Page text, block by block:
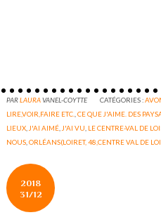
PARLAURAVANEL-COYTTE CATÉGORIES :
LIRE,VOIR,FAIRE ETC. ,CE QUE J'AIME. DES
LIEUX J'AI AIMÉ J'AI VU LE CENTRE-VAL DE
NOUS ,ORLÉANS(LOIRET, 48,CENTRE VAL DE
2018
31/12